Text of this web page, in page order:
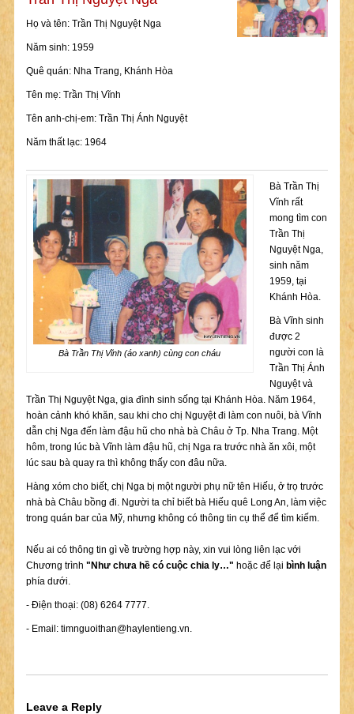
Họ và tên: Trần Thị Nguyệt Nga
Năm sinh: 1959
Quê quán: Nha Trang, Khánh Hòa
Tên mẹ: Trần Thị Vĩnh
Tên anh-chị-em: Trần Thị Ánh Nguyệt
Năm thất lạc: 1964
Bà Trần Thị Vĩnh (áo xanh) cùng con cháu
Bà Trần Thị
Vĩnh rất
mong tìm con
Trần Thị
Nguyệt Nga,
sinh năm
1959, tại
Khánh Hòa.
Bà Vĩnh sinh
được 2
người con là
Trần Thị Ánh
Nguyệt và
Trần Thị Nguyệt Nga, gia đình sinh sống tại Khánh Hòa. Năm 1964,
hoàn cảnh khó khăn, sau khi cho chị Nguyệt đi làm con nuôi, bà Vĩnh
dẫn chị Nga đến làm đậu hũ cho nhà bà Châu ở Tp. Nha Trang. Một
hôm, trong lúc bà Vĩnh làm đậu hũ, chị Nga ra trước nhà ăn xôi, một
lúc sau bà quay ra thì không thấy con đâu nữa.
Hàng xóm cho biết, chị Nga bị một người phụ nữ tên Hiếu, ở trọ trước
nhà bà Châu bồng đi. Người ta chỉ biết bà Hiếu quê Long An, làm việc
trong quán bar của Mỹ, nhưng không có thông tin cụ thể để tìm kiếm.
Nếu ai có thông tin gì về trường hợp này, xin vui lòng liên lạc với
Chương trình "Như chưa hề có cuộc chia ly…" hoặc để lại bình luận
phía dưới.
- Điện thoại: (08) 6264 7777.
- Email: timnguoithan@haylentieng.vn.
Leave a Reply